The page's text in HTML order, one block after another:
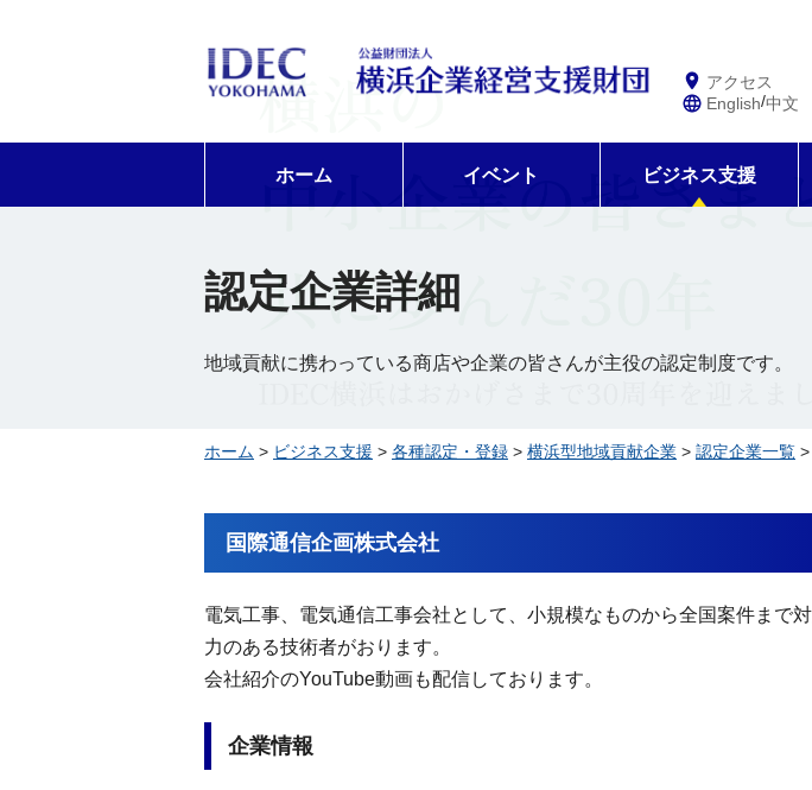
アクセス
English/中文
ホーム イベント ビジネス支援
認定企業詳細
地域貢献に携わっている商店や企業の皆さんが主役の認定制度です。
ホーム > ビジネス支援 > 各種認定・登録 > 横浜型地域貢献企業 > 認定企業一覧
国際通信企画株式会社
電気工事、電気通信工事会社として、小規模なものから全国案件まで
力のある技術者がおります。
会社紹介のYouTube動画も配信しております。
企業情報